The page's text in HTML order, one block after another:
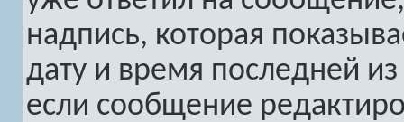
надпись, которая
дату и время последней
если сообщение